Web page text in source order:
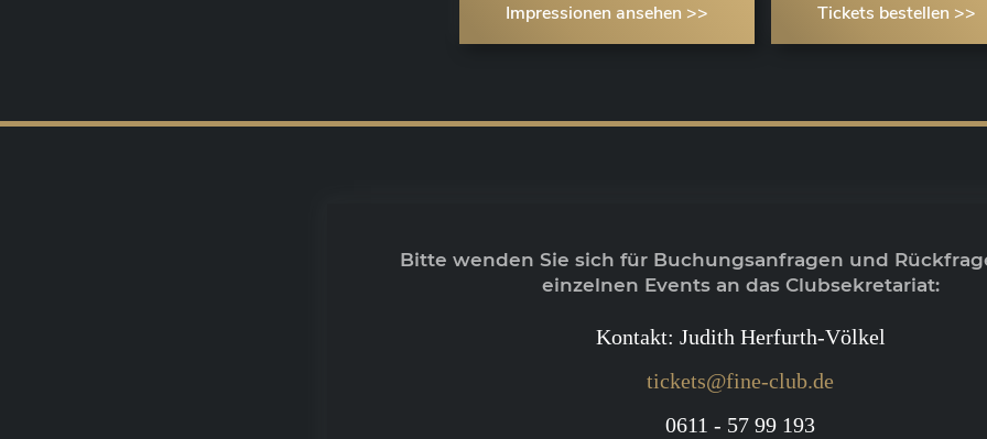
Impressionen ansehen >> Tickets bestellen >>
Bitte wenden Sie sich für Buchungsanfragen und
einzelnen Events an das Clubsekretariat:
Kontakt: Judith Herfurth-Völkel
tickets@fine-club.de
0611 - 57 99 193